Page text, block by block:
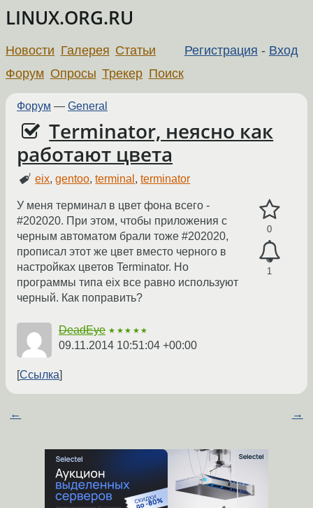
LINUX.ORG.RU
Регистрация - Вход
Новости Галерея Статьи
Форум Опросы Трекер Поиск
Форум — General
Terminator, неясно как
работают цвета
eix,gentoo,terminal ,terminator
0
1
У меня терминал в цвет фона всего -
#202020. При этом, чтобы приложения с
черным автоматом брали тоже #202020,
прописал этот же цвет вместо черного в
настройках цветов Terminator. Но
программы типа eix все равно используют
черный. Как поправить?
DeadEye ★★★★★
09.11.2014 10:51:04 +00:00
Ссылка
← →